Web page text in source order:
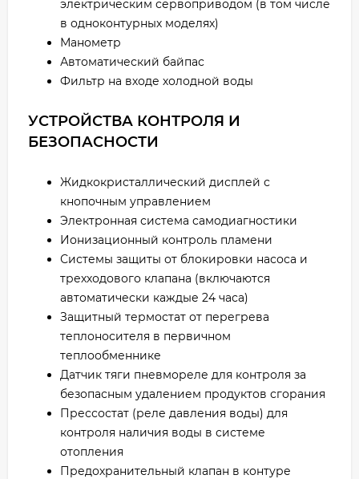
электрическим сервоприводом (в том числе
в одноконтурных моделях)
Манометр
Автоматический байпас
Фильтр на входе холодной воды
УСТРОЙСТВА КОНТРОЛЯ И
БЕЗОПАСНОСТИ
Жидкокристаллический дисплей с
кнопочным управлением
Электронная система самодиагностики
Ионизационный контроль пламени
Системы защиты от блокировки насоса и
трехходового клапана (включаются
автоматически каждые 24 часа)
Защитный термостат от перегрева
теплоносителя в первичном
теплообменнике
Датчик тяги пневмореле для контроля за
безопасным удалением продуктов сгорания
Прессостат (реле давления воды) для
контроля наличия воды в системе
отопления
Предохранительный клапан в контуре